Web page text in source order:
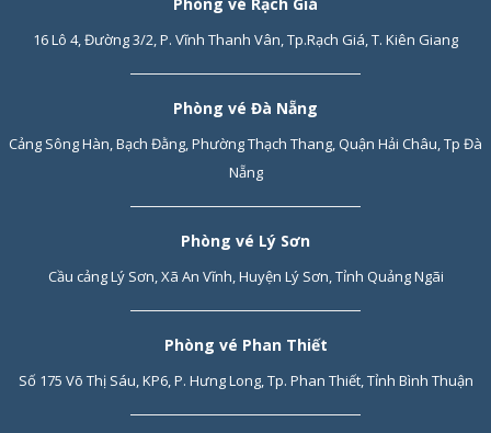
16 Lô 4, Đường 3/2, P. Vĩnh Thanh Vân, Tp.Rạch Giá, T. Kiên Giang
Phòng vé Đà Nẵng
Cảng Sông Hàn, Bạch Đằng, Phường Thạch Thang, Quận Hải Châu, Tp Đà
Nẵng
Phòng vé Lý Sơn
Cầu cảng Lý Sơn, Xã An Vĩnh, Huyện Lý Sơn, Tỉnh Quảng Ngãi
Phòng vé Phan Thiết
Số 175 Võ Thị Sáu, KP6, P. Hưng Long, Tp. Phan Thiết, Tỉnh Bình Thuận